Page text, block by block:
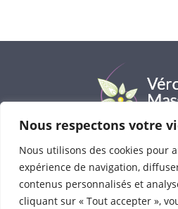
Nous respectons votre
Nous utilisons des cookies pour
expérience de navigation,
contenus personnalisés et
cliquant sur « Tout accepter »,
Véronique Massard©
réservés
Consultations : avenue Bel-
Photos :Cécile Quenum-